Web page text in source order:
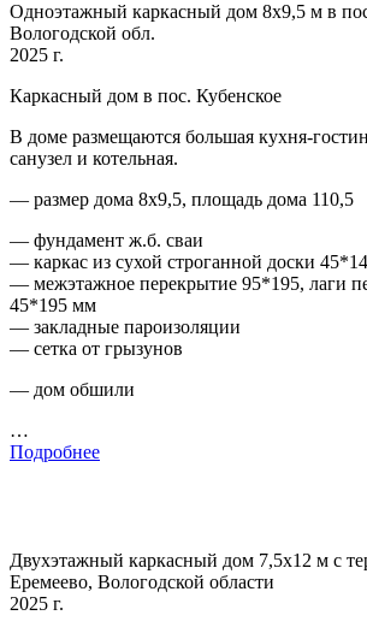
Одноэтажный каркасный дом 8х9,5 м в
Вологодской обл.
2025 г.
Каркасный дом в пос. Кубенское
В доме размещаются большая кухня-
санузел и котельная.
— размер дома 8х9,5, площадь дома 110,5
— фундамент ж.б. сваи
— каркас из сухой строганной доски
— межэтажное перекрытие 95*195, лаги
45*195 мм
— закладные пароизоляции
— сетка от грызунов
— дом обшили
…
Подробнее
Двухэтажный каркасный дом 7,5х12 м с
Еремеево, Вологодской области
2025 г.